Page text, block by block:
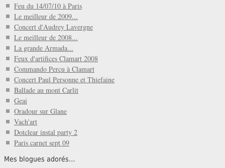
Feu du 14/07/10 à Paris
Le meilleur de 2009...
Concert d'Audrey Lavergne
Le meilleur de 2008...
La grande Armada...
Feux d'artifices Clamart 2008
Commando Percu à Clamart
Concert Paul Personne et Thiefaine
Ballade au mont Carlit
Geai
Oradour sur Glane
Vach'art
Dotclear instal party 2
Paris carnet sept 09
Mes blogues adorés…